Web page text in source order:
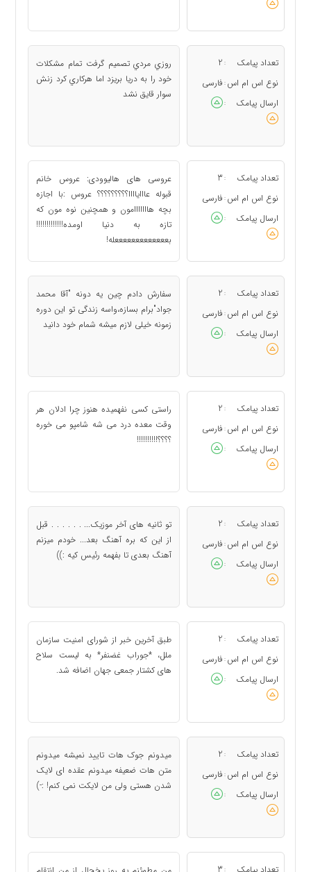
تعداد پیامک :
2
نوع اس ام اس : فارسی
ارسال پیامک
:
روزي مردي تصميم گرفت تمام مشكلات
خود را به دريا بريزد اما هركاري كرد زنش
سوار قايق نشد
تعداد پیامک :
3
نوع اس ام اس : فارسی
ارسال پیامک
:
عروسی های هالیوودی: عروس خانم
قبوله عااایاااا؟؟؟؟؟؟؟؟؟ عروس :با اجازه
بچه هااااااامون و همچنین نوه مون که
تازه به دنیا اومده!!!!!!!!!!!!!
بعععععععععععععله!
تعداد پیامک :
2
نوع اس ام اس : فارسی
ارسال پیامک
:
سفارش دادم چین یه دونه "آقا محمد
جواد"برام بسازه،واسه زندگی تو این دوره
زمونه خیلی لازم میشه شمام خود دانید
تعداد پیامک :
2
نوع اس ام اس : فارسی
ارسال پیامک
:
راستی کسی نفهمیده هنوز چرا ادلان هر
وقت معده درد می شه شامپو می خوره
؟؟؟؟!!!!!!!!!!
تعداد پیامک :
2
نوع اس ام اس : فارسی
ارسال پیامک
:
تو ثانیه های آخر موزیک... . . . . . . قبل
از این که بره آهنگ بعد... خودم میزنم
آهنگ بعدی تا بفهمه رئیس کیه :))
تعداد پیامک :
2
نوع اس ام اس : فارسی
ارسال پیامک
:
طبق آخرین خبر از شورای امنیت سازمان
ملل، *جوراب غضنفر* به لیست سلاح
های کشتار جمعی جهان اضافه شد.
تعداد پیامک :
2
نوع اس ام اس : فارسی
ارسال پیامک
:
میدونم جوک هات تایید نمیشه میدونم
متن هات ضعیفه میدونم عقده ای لایک
شدن هستی ولی من لایکت نمی کنم! :-)
: